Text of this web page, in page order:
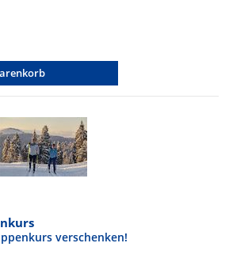
verschenken!